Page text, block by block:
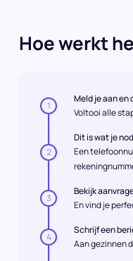
Hoe werkt
1
Meld je aan en
Voltooi alle
2
Dit is wat je
Een
3
Bekijk
En vind je
4
Schrijf een
Aan gezinnen